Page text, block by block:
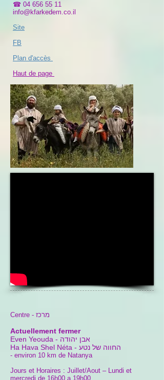
☎ 04 656 55 11
info@kfarkedem.co.il
Site
FB
Plan d'accès
Haut de page
Centre - מרכז
Actuellement fermer
Even Yeouda - אבן יהודה
Ha Hava Shel Néta - החווה של נטע
- environ 10 km de Natanya
Jours et Horaires : Juillet/Aout – Lundi et
mercredi de 16h00 a 19h00